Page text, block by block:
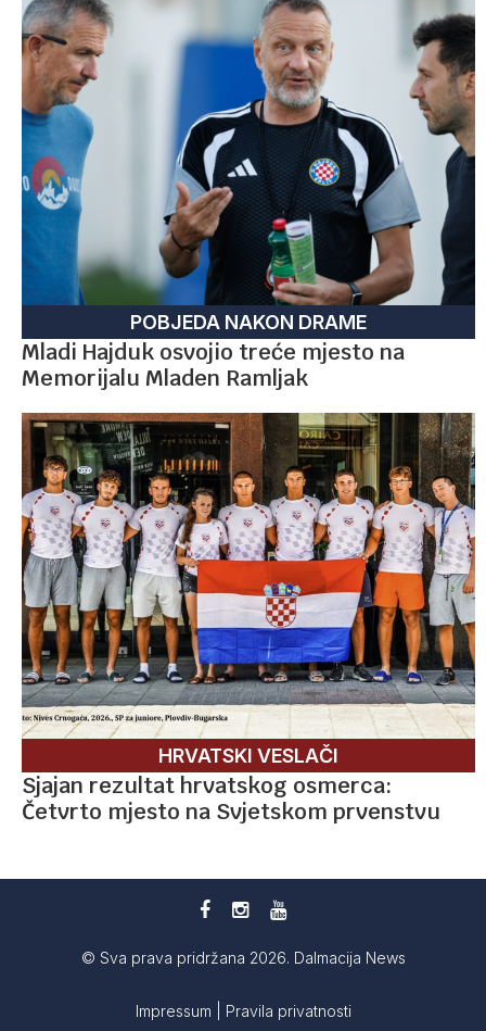
POBJEDA NAKON DRAME
Mladi Hajduk osvojio treće mjesto na
Memorijalu Mladen Ramljak
HRVATSKI VESLAČI
Sjajan rezultat hrvatskog osmerca:
Četvrto mjesto na Svjetskom prvenstvu
© Sva prava pridržana 2026. Dalmacija News
Impressum Pravila privatnosti